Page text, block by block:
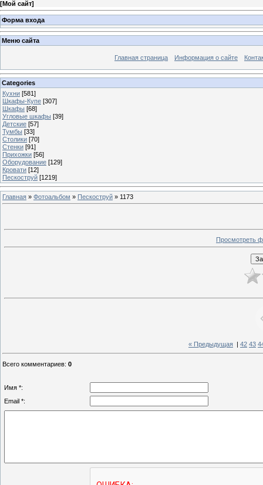
[Мой сайт]
Форма входа
Меню сайта
Главная страница Информация о сайте
Categories
Кухни [581]
Шкафы-Купе [307]
Шкафы [68]
Угловые шкафы [39]
Детские [57]
Тумбы [33]
Столики [70]
Стенки [91]
Прихожки [56]
Оборудование [129]
Кровати [12]
Пескоструй [1219]
Главная » Фотоальбом » Пескоструй » 1173
Просмотреть
« Предыдущая 42 43
Всего комментариев: 0
Имя *:
Email *: